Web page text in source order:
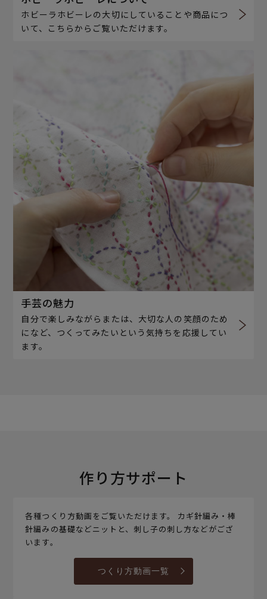
ホビーラホビーレの大切にしていることや商品につ
いて、こちらからご覧いただけます。
手芸の魅力
自分で楽しみながらまたは、大切な人の笑顔のため
になど、つくってみたいという気持ちを応援してい
ます。
作り方サポート
各種つくり方動画をご覧いただけます。 カギ針編み・棒
針編みの基礎などニットと、刺し子の刺し方などがござ
います。
つくり方動画一覧